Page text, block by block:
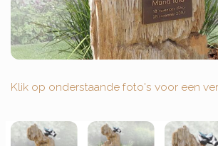
Klik op onderstaande foto's voor een